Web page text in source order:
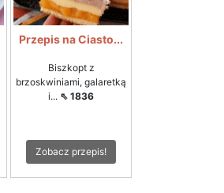
Przepis na Ciasto...
Biszkopt z
brzoskwiniami, galaretką
i... ⇖ 1836
Zobacz przepis!